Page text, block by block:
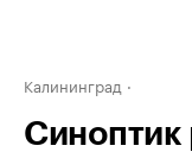
Калининград
Синоптик